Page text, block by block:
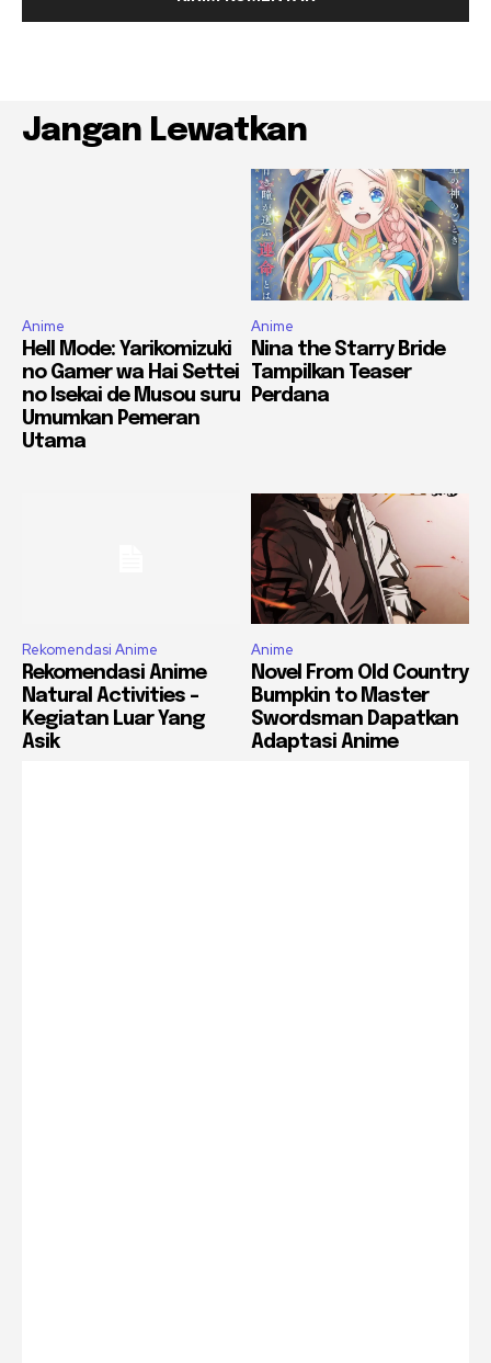
Jangan Lewatkan
Anime
Hell Mode: Yarikomizuki
no Gamer wa Hai Settei
no Isekai de Musou suru
Umumkan Pemeran
Utama
Anime
Nina the Starry Bride
Tampilkan Teaser
Perdana
Rekomendasi Anime
Rekomendasi Anime
Natural Activities –
Kegiatan Luar Yang
Asik
Anime
Novel From Old Country
Bumpkin to Master
Swordsman Dapatkan
Adaptasi Anime